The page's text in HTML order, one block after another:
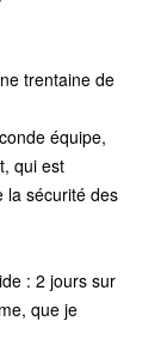
trentaine de
équipe,
qui est
la sécurité des
: 2 jours sur
que je